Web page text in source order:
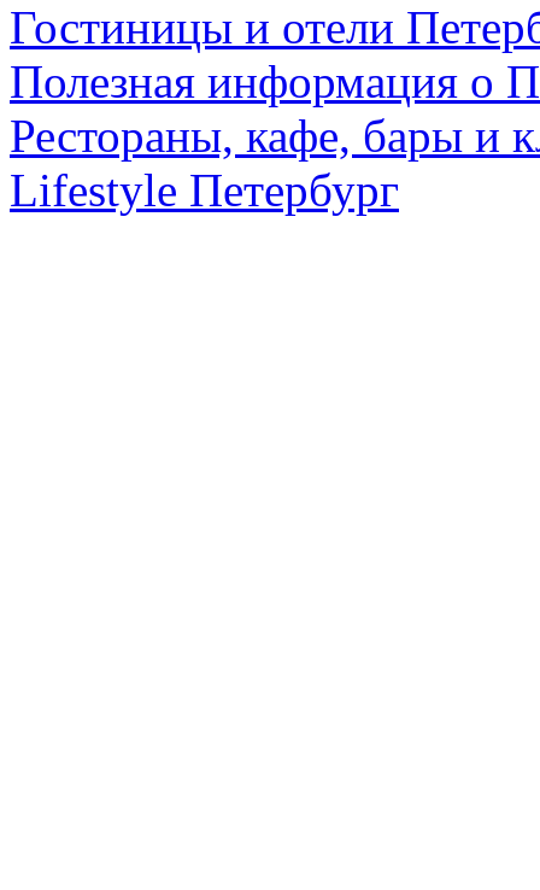
Гостиницы и отели
Полезная информация о
Рестораны, кафе, бары и
Lifestyle Петербург